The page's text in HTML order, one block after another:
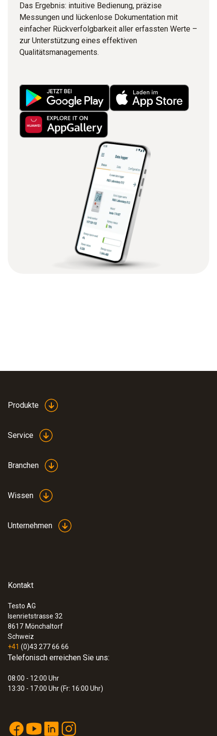
Das Ergebnis: intuitive Bedienung, präzise
Messungen und lückenlose Dokumentation mit
einfacher Rückverfolgbarkeit aller erfassten Werte –
zur Unterstützung eines effektiven
Qualitätsmanagements.
Produkte
Service
Branchen
Wissen
Unternehmen
Kontakt
Testo AG
Isenrietstrasse 32
8617 Mönchaltorf
Schweiz
+41 (0)43 277 66 66
Telefonisch erreichen Sie uns:
08:00 - 12:00 Uhr
13:30 - 17:00 Uhr (Fr: 16:00 Uhr)